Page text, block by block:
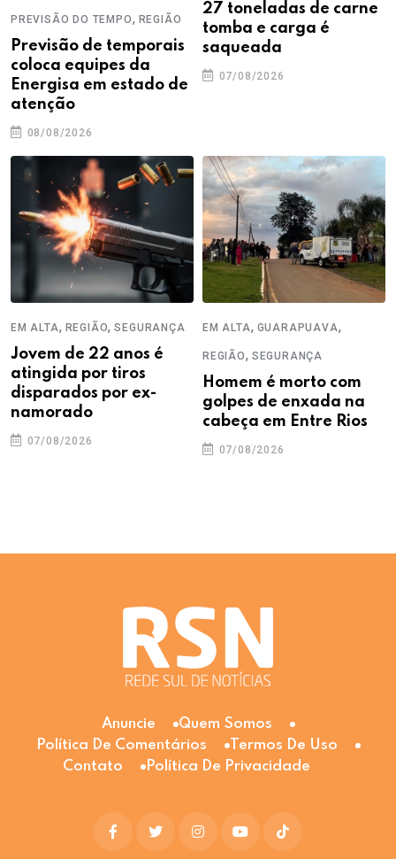
PREVISÃO DO TEMPO, REGIÃO
Previsão de temporais
coloca equipes da
Energisa em estado de
atenção
08/08/2026
27 toneladas de carne
tomba e carga é
saqueada
07/08/2026
EM ALTA, REGIÃO,SEGURANÇA
Jovem de 22 anos é
atingida por tiros
disparados por ex-
namorado
07/08/2026
EM ALTA, GUARAPUAVA,
REGIÃO, SEGURANÇA
Homem é morto com
golpes de enxada na
cabeça em Entre Rios
07/08/2026
Anuncie
Quem Somos
Política De Comentários
Termos De Uso
Contato
Política De Privacidade